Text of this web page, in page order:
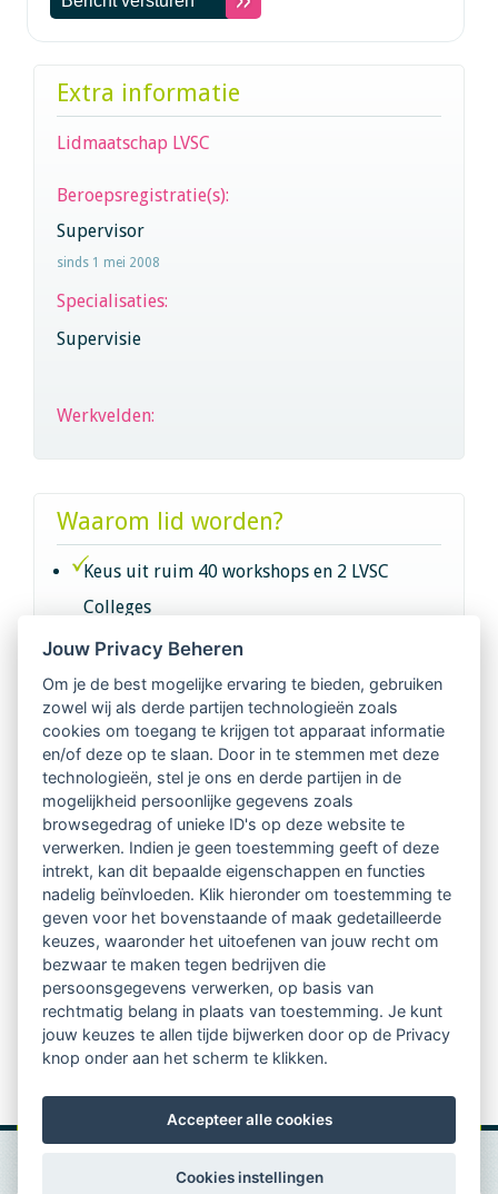
Extra informatie
Lidmaatschap LVSC
Beroepsregistratie(s):
Supervisor
sinds 1 mei 2008
Specialisaties:
Supervisie
Werkvelden:
Waarom lid worden?
Keus uit ruim 40 workshops en 2 LVSC
Colleges
Intervisie met geregistreerde vakgenoten
Netwerk van 2100 professionals in 14
regio's
Vindbaar voor opdrachtgevers
Tijdschrift voor
Begeleidingskunde & kennisbank
Beroepsregistratie (LVSC keurmerk)
Lid worden van LVSC
Jouw Privacy Beheren
Om je de best mogelijke ervaring te bieden, gebruiken
zowel wij als derde partijen technologieën zoals
cookies om toegang te krijgen tot apparaat informatie
en/of deze op te slaan. Door in te stemmen met deze
technologieën, stel je ons en derde partijen in de
mogelijkheid persoonlijke gegevens zoals
browsegedrag of unieke ID's op deze website te
verwerken. Indien je geen toestemming geeft of deze
intrekt, kan dit bepaalde eigenschappen en functies
nadelig beïnvloeden. Klik hieronder om toestemming te
geven voor het bovenstaande of maak gedetailleerde
keuzes, waaronder het uitoefenen van jouw recht om
bezwaar te maken tegen bedrijven die
persoonsgegevens verwerken, op basis van
rechtmatig belang in plaats van toestemming. Je kunt
jouw keuzes te allen tijde bijwerken door op de Privacy
knop onder aan het scherm te klikken.
Accepteer alle cookies
Cookies instellingen